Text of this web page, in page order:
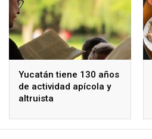
Yucatán tiene 130 años
de actividad apícola y
altruista